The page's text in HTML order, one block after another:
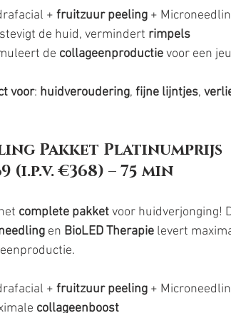
+ fruitzuur peeling +
de huid, vermindert rimpels
de collageenproductie voor een
voor: huidveroudering, fijne lijntjes,
Pakket Platinumprijs
(i.p.v. €368) – 75 min
complete pakket voor huidverjonging!
en BioLED Therapie levert
+ fruitzuur peeling +
collageenboost